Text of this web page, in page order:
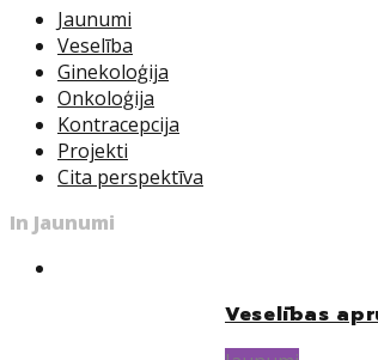
Jaunumi
Veselība
Ginekoloģija
Onkoloģija
Kontracepcija
Projekti
Cita perspektīva
In Jaunumi
Veselības